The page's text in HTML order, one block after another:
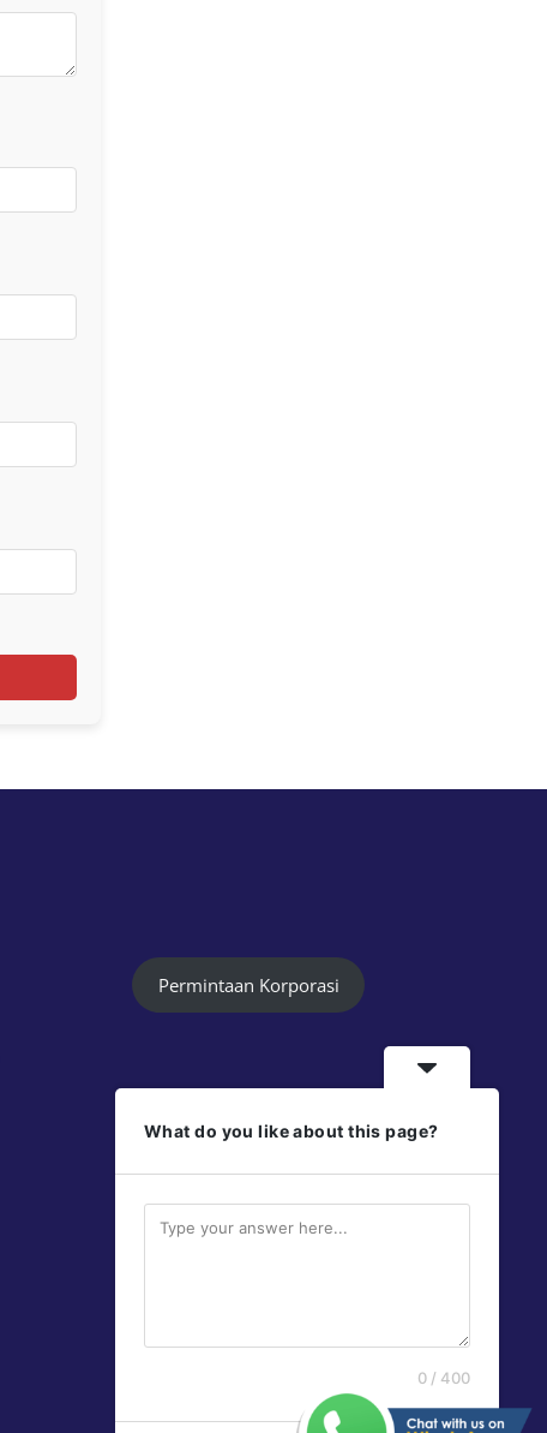
Permintaan Korporasi
Follow Us
Jayaprint
What do you like about this page?
0 / 400